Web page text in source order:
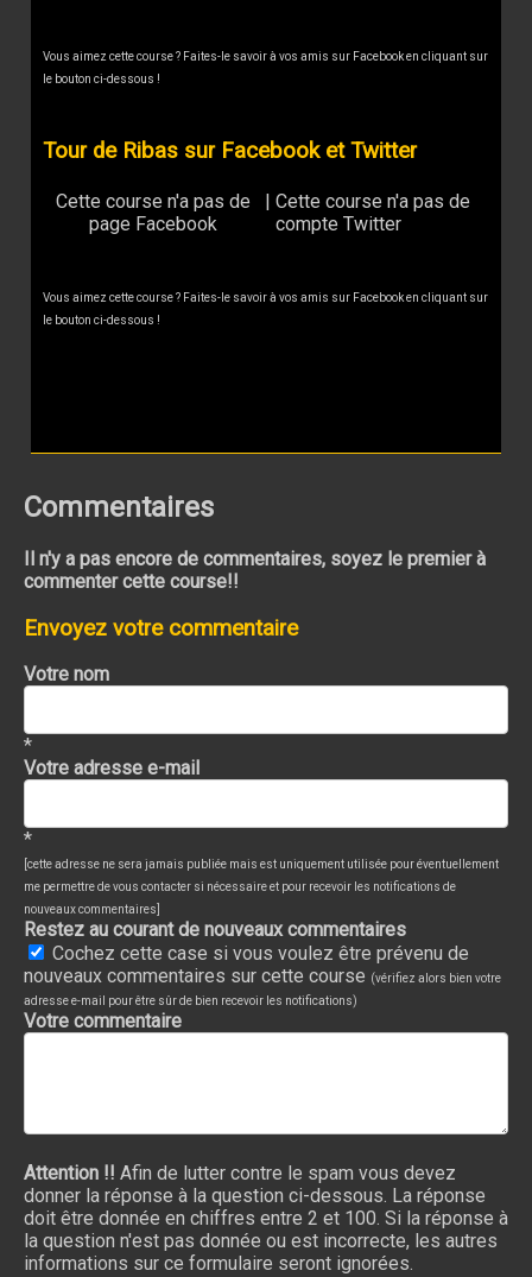
Vous aimez cette course ? Faites-le savoir à vos amis sur Facebook en cliquant sur
le bouton ci-dessous !
Tour de Ribas sur Facebook et Twitter
Cette course n'a pas de
page Facebook
| Cette course n'a pas de
compte Twitter
Vous aimez cette course ? Faites-le savoir à vos amis sur Facebook en cliquant sur
le bouton ci-dessous !
Commentaires
Il n'y a pas encore de commentaires, soyez le premier à
commenter cette course!!
Envoyez votre commentaire
Votre nom
*
Votre adresse e-mail
*
[cette adresse ne sera jamais publiée mais est uniquement utilisée pour éventuellement
me permettre de vous contacter si nécessaire et pour recevoir les notifications de
nouveaux commentaires]
Restez au courant de nouveaux commentaires
Cochez cette case si vous voulez être prévenu de
nouveaux commentaires sur cette course (vérifiez alors bien votre
adresse e-mail pour être sûr de bien recevoir les notifications)
Votre commentaire
Attention !! Afin de lutter contre le spam vous devez
donner la réponse à la question ci-dessous. La réponse
doit être donnée en chiffres entre 2 et 100. Si la réponse à
la question n'est pas donnée ou est incorrecte, les autres
informations sur ce formulaire seront ignorées.